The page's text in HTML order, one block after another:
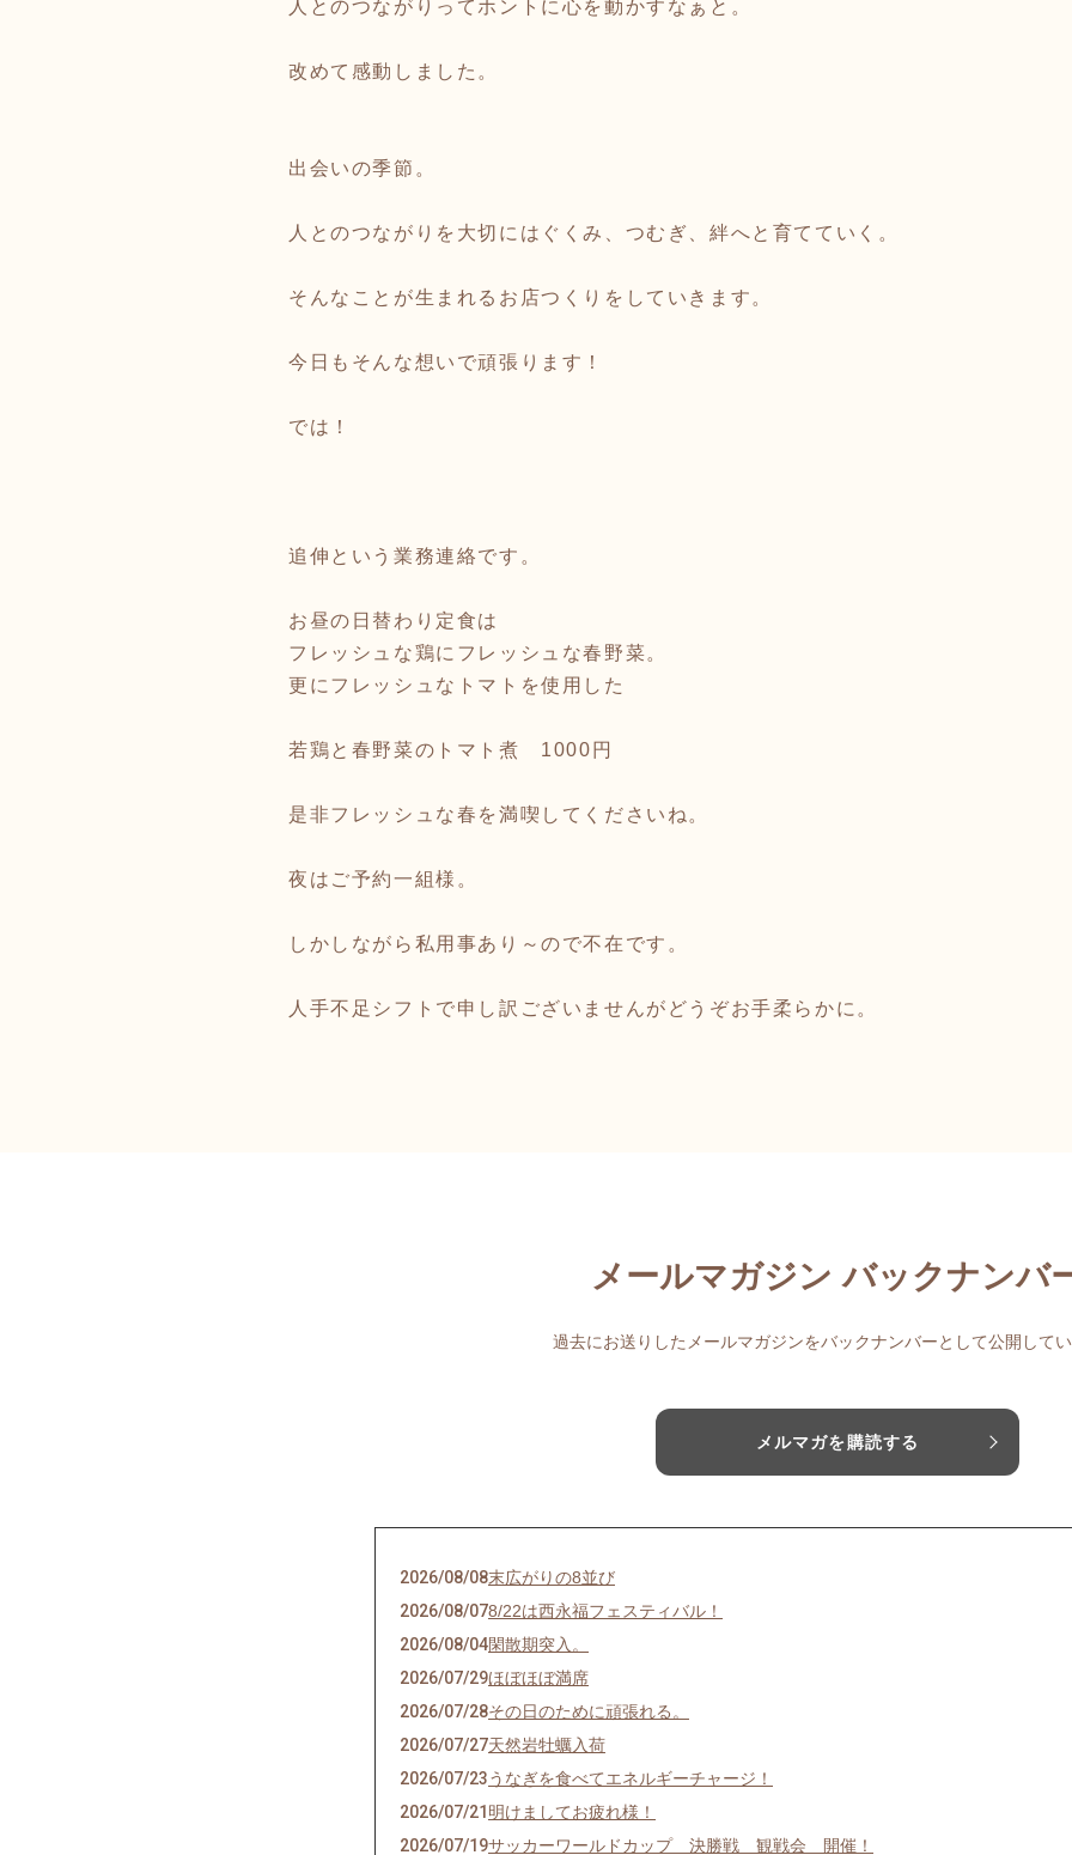
人とのつながりってホントに心を動かすなぁと。
改めて感動しました。
出会いの季節。
人とのつながりを大切にはぐくみ、つむぎ、絆へと育てていく。
そんなことが生まれるお店つくりをしていきます。
今日もそんな想いで頑張ります！
では！
追伸という業務連絡です。
お昼の日替わり定食は
フレッシュな鶏にフレッシュな春野菜。
更にフレッシュなトマトを使用した
若鶏と春野菜のトマト煮 1000円
是非フレッシュな春を満喫してくださいね。
夜はご予約一組様。
しかしながら私用事あり～ので不在です。
人手不足シフトで申し訳ございませんがどうぞお手柔らかに。
メールマガジン バックナンバ
過去にお送りしたメールマガジンをバックナンバーとして公開して
メルマガを購読する
2026/08/08末広がりの8並び
2026/08/078/22は西永福フェスティバル！
2026/08/04閑散期突入。
2026/07/29ほぼほぼ満席
2026/07/28その日のために頑張れる。
2026/07/27天然岩牡蠣入荷
2026/07/23うなぎを食べてエネルギーチャージ！
2026/07/21 明けましてお疲れ様！
2026/07/19サッカーワールドカップ 決勝戦 観戦会 開催！